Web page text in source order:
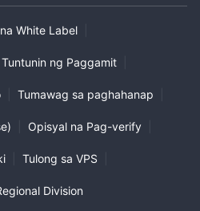
White Label
ng Paggamit
Tumawag sa paghahanap
Opisyal na Pag-verify
Tulong sa VPS
Division